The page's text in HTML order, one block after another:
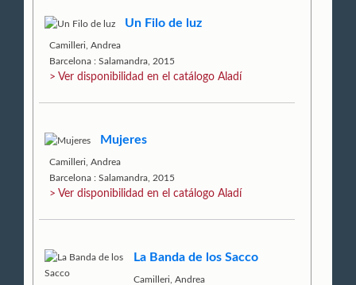
Un Filo de luz
Camilleri, Andrea
Barcelona : Salamandra, 2015
> Ver disponibilidad en el catálogo Aladí
Mujeres
Camilleri, Andrea
Barcelona : Salamandra, 2015
> Ver disponibilidad en el catálogo Aladí
La Banda de los Sacco
Camilleri, Andrea